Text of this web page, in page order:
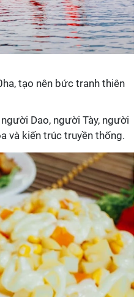
tạo nên bức tranh thiên
Dao, người Tày, người
và kiến trúc truyền thống.